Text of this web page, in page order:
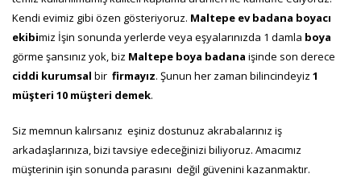
Kendi evimiz gibi özen gösteriyoruz. Maltepe ev badana boyacı
ekibimiz İşin sonunda yerlerde veya eşyalarınızda 1 damla boya
görme şansınız yok, biz Maltepe boya badana işinde son derece
ciddi kurumsal bir firmayız. Şunun her zaman bilincindeyiz 1
müşteri 10 müşteri demek.
Siz memnun kalırsanız eşiniz dostunuz akrabalarınız iş
arkadaşlarınıza, bizi tavsiye edeceğinizi biliyoruz. Amacımız
müşterinin işin sonunda parasını değil güvenini kazanmaktır.